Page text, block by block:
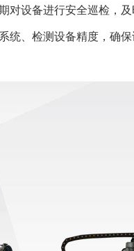
设备进行安全巡检，及
、检测设备精度，确保